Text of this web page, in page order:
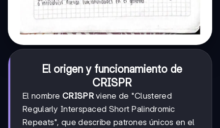
El origen y funcionamiento de
CRISPR
El nombre CRISPRviene de "Clustered
Regularly Interspaced Short Palindromic
Repeats", que describe patrones únicos en el